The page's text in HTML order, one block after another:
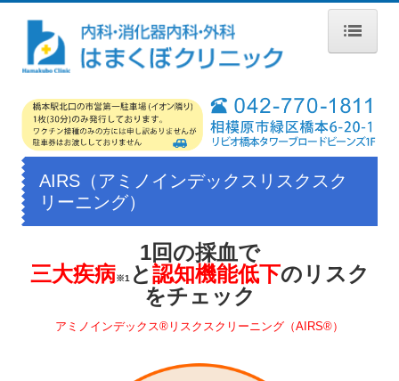
受付時間・アクセス
診療案内
お知らせ
内視鏡検査
各種検診
AIRS（アミノインデックスリスクスク
リーニング）
1回の採血で
三大疾病※1 と認知機能低下のリスク
をチェック
アミノインデックス®リスクスクリーニング（AIRS®）